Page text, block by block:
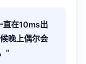
直在10ms出
晚上偶尔会
"